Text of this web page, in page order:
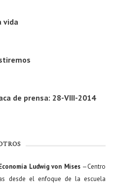
vida
de prensa: 28-VIII-2014
Ludwig von Mises—Centro
desde el enfoque de la escuela